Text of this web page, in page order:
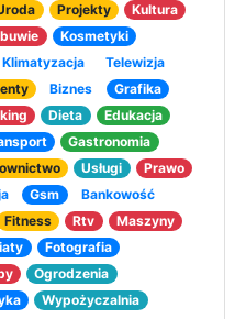
Projekty
Kultura
Kosmetyki
Klimatyzacja
Telewizja
Biznes
Grafika
Dieta
Edukacja
Gastronomia
Usługi
Prawo
Gsm
Bankowość
Fitness Rtv
Maszyny
Fotografia
Ogrodzenia
Wypożyczalnia